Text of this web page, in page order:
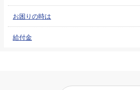
お困りの時は
給付金